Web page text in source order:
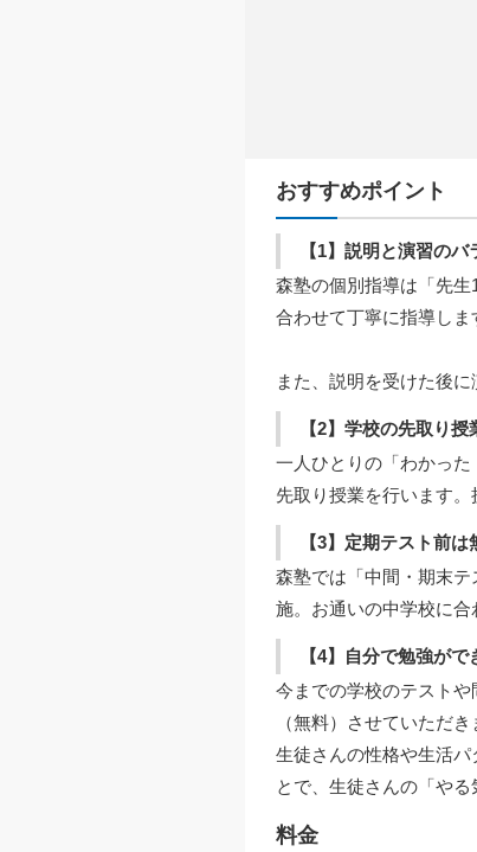
おすすめポイント
【1】説明と演習の
森塾の個別指導は「先
合わせて丁寧に指導しま
また、説明を受けた後
【2】学校の先取り授
一人ひとりの「わかっ
先取り授業を行います
【3】定期テスト前は
森塾では「中間・期末
施。お通いの中学校に合
【4】自分で勉強が
今までの学校のテスト
（無料）させていただき
生徒さんの性格や生活
とで、生徒さんの「やる
料金